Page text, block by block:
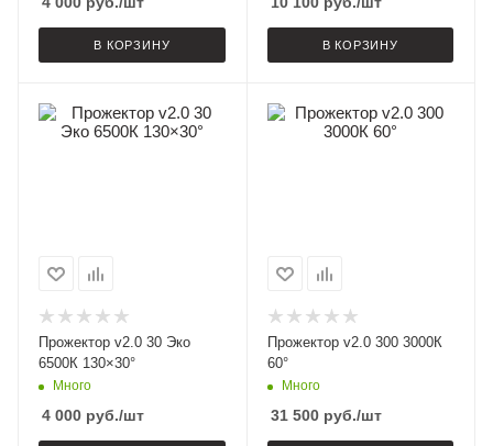
В КОРЗИНУ В КОРЗИНУ
Прожектор v2.0 30 Эко
6500К 130×30°
Много
4 000 руб./шт
Прожектор v2.0 300 3000К
60°
Много
31 500руб./шт